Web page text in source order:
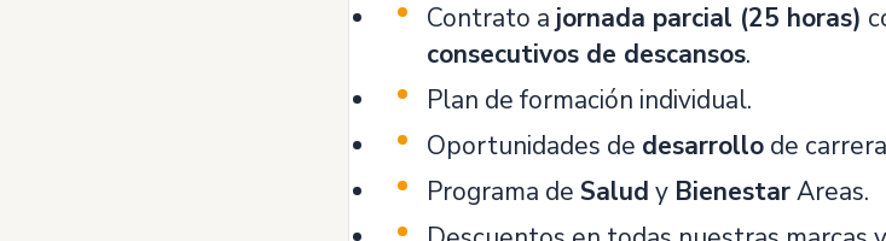
Contrato a jornada parcial (25 horas)
consecutivos de descansos.
Plan de formación individual.
Oportunidades de desarrollo de
Programa de Salud y BienestarAreas.